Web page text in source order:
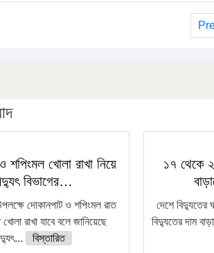
শপিংমল খোলা রাখা নিয়ে
বিভাগের…
দোকানপাট ও শপিংমল রাত
রাখা যাবে বলে জানিয়েছে
বিস্তারিত
১৭ থেকে
দেশে বিদ্যুতের
বিদ্যুতের দাম